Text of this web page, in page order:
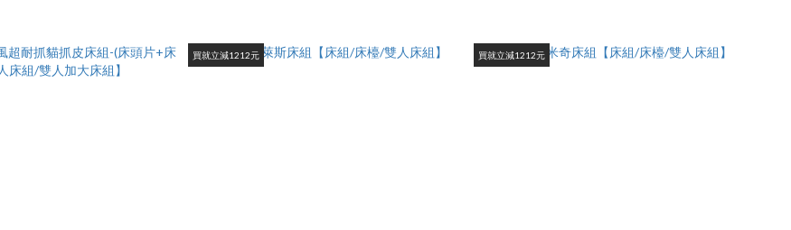
買就立減1212元 買就立減1212元